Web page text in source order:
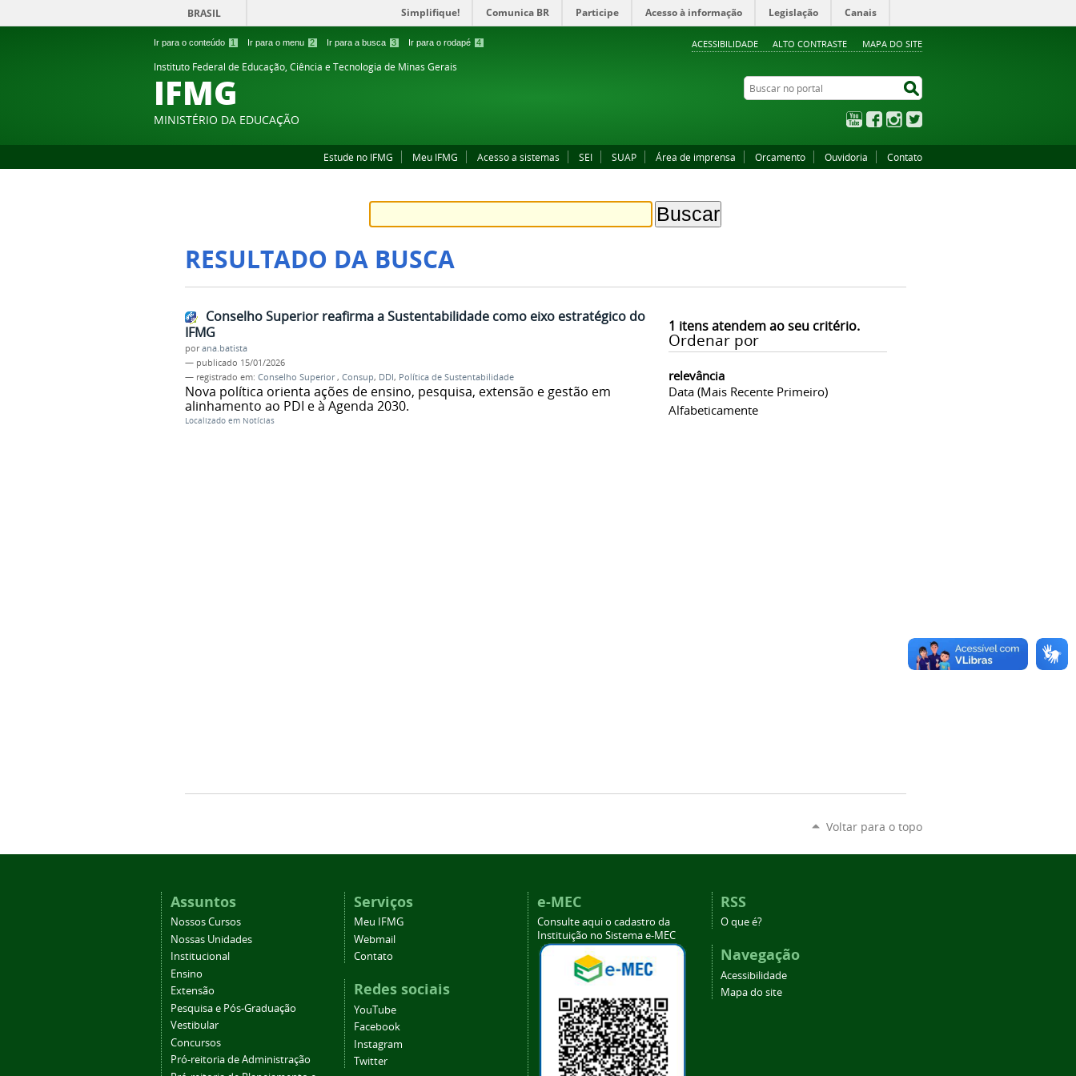
Ir para o conteúdo 1 Ir para o menu 2 Ir para a busca 3 Ir para o rodapé 4 ACESSIBILIDADE ALTO CONTRASTE MAPA DO SITE
BRASIL Simplifique! Comunica BR Participe Acesso à informação Legislação Canais
Instituto Federal de Educação, Ciência e Tecnologia de Minas Gerais
IFMG
MINISTÉRIO DA EDUCAÇÃO
Buscar no portal
YouTubeFacebookInstagram
Estude no IFMG Meu IFMG Acesso a sistemas SEI SUAP Área de imprensa Orcamento Ouvidoria Contato
RESULTADO DA BUSCA
1 itens atendem ao seu critério.
Ordenar por
relevância
Data (mais Recente Primeiro)
Alfabeticamente
Conselho Superior reafirma a Sustentabilidade como eixo estratégico do
IFMG
porana.batista
— publicado 15/01/2026
— registrado em: Conselho Superior, Consup, DDI, Política de Sustentabilidade
Nova política orienta ações de ensino, pesquisa, extensão e gestão em
alinhamento ao PDI e à Agenda 2030.
Localizado em Notícias
Voltar para o topo
Assuntos
Nossos Cursos
Nossas Unidades
Institucional
Ensino
Extensão
Pesquisa e Pós-Graduação
Vestibular
Concursos
Pró-reitoria de Administração
Serviços
Meu IFMG
Webmail
Contato
Redes sociais
YouTube
Facebook
Instagram
Twitter
e-MEC
Consulte aqui o cadastro da
Instituição no Sistema e-MEC
RSS
O que é?
Navegação
Acessibilidade
Mapa do site